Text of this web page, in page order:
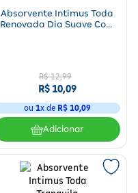
Absorvente Intimus Toda
Renovada Dia Suave Com
R$ 12,99
R$10,09
ou 1x de R$ 10,09
Adicionar